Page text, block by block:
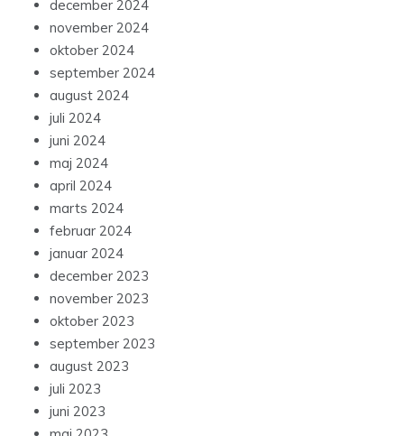
december 2024
november 2024
oktober 2024
september 2024
august 2024
juli 2024
juni 2024
maj 2024
april 2024
marts 2024
februar 2024
januar 2024
december 2023
november 2023
oktober 2023
september 2023
august 2023
juli 2023
juni 2023